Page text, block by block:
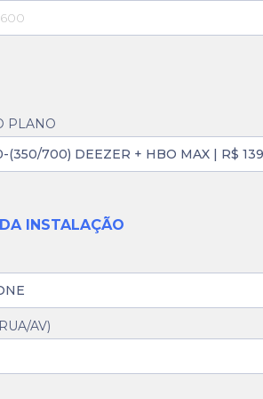
PLANO
INSTALAÇÃO
AV)